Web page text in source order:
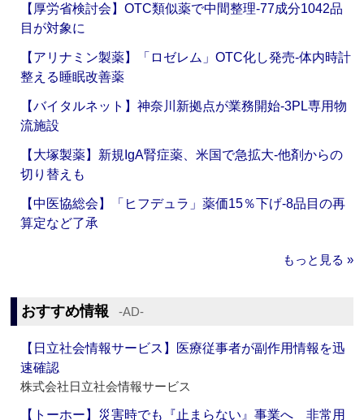
【厚労省検討会】OTC類似薬で中間整理‐77成分1042品
目が対象に
【アリナミン製薬】「ロゼレム」OTC化し発売‐体内時計
整える睡眠改善薬
【バイタルネット】神奈川新拠点が業務開始‐3PL専用物
流施設
【大塚製薬】新規IgA腎症薬、米国で急拡大‐他剤からの
切り替えも
【中医協総会】「ヒフデュラ」薬価15％下げ‐8品目の再
算定など了承
もっと見る »
おすすめ情報 ‐AD‐
【日立社会情報サービス】医療従事者が副作用情報を迅
速確認
株式会社日立社会情報サービス
【トーホー】災害時でも『止まらない』事業へ 非常用